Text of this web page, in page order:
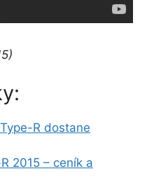
R dostane
2015 – ceník a